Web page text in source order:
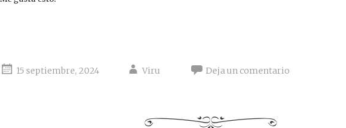
15 septiembre, 2024 Viru Deja un comentario